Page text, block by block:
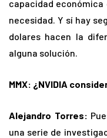
capacidad económica
necesidad. Y sí hay
dolares hacen la
alguna solución.
MMX: ¿NVIDIA
Alejandro Torres:
una serie de